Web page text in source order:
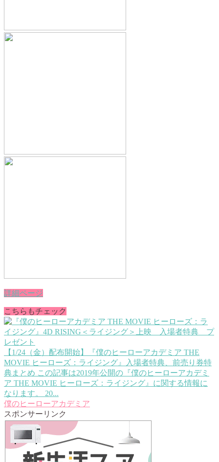
詳細ページ
こちらもチェック
【1/24（金）配布開始】『僕のヒーローアカデミア THE
MOVIE ヒーローズ：ライジング』入場者特典、前売り券特
典まとめ この記事は2019年公開の『僕のヒーローアカデミ
ア THE MOVIE ヒーローズ：ライジング』に関する情報に
なります。 20...
僕のヒーローアカデミア
スポンサーリンク